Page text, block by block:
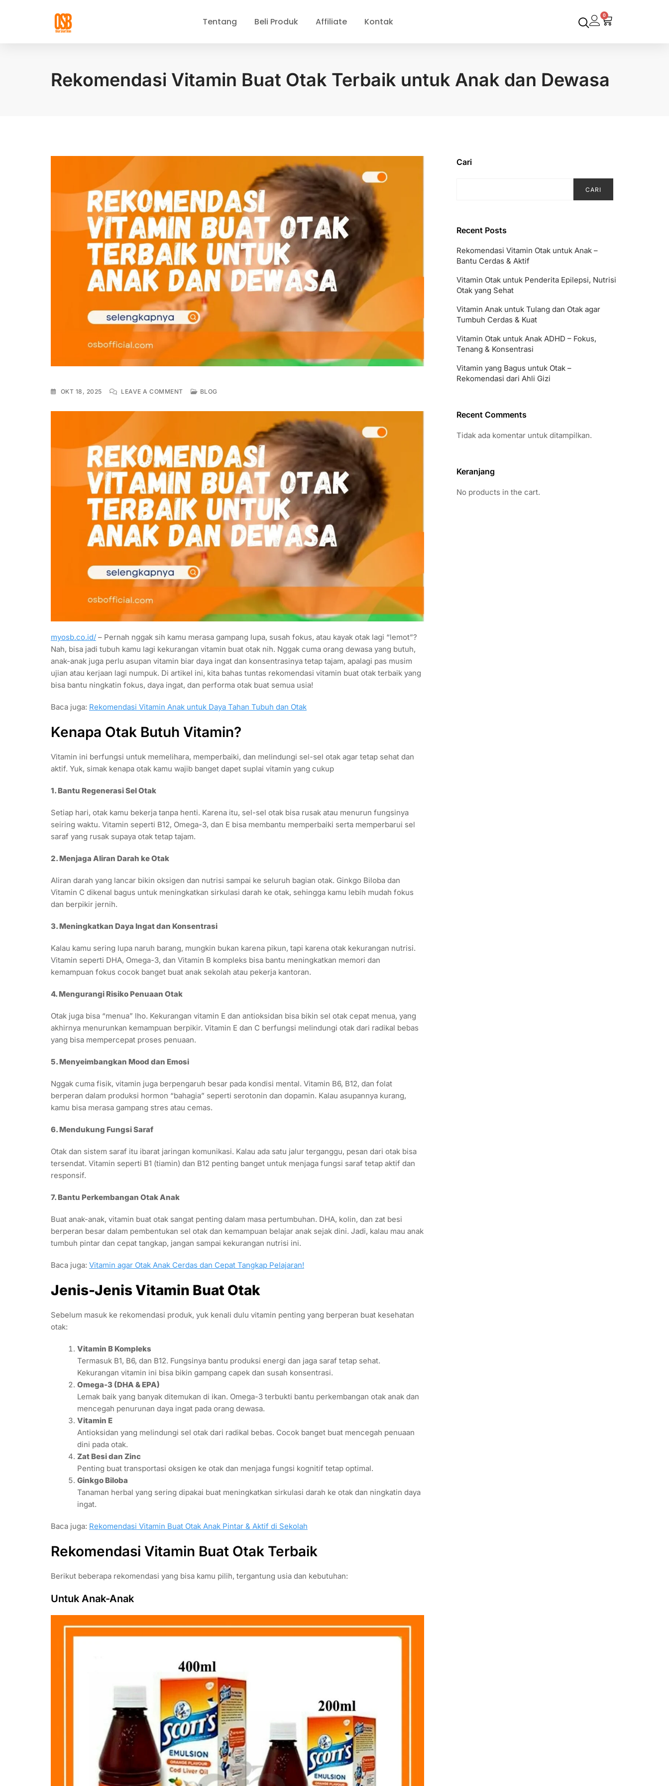
Tentang Beli Produk Affiliate Kontak
0
Rekomendasi Vitamin Buat Otak Terbaik untuk Anak dan Dewasa
OKT 18, 2025 LEAVE A COMMENT BLOG
myosb.co.id/ – Pernah nggak sih kamu merasa gampang lupa, susah fokus, atau kayak otak lagi “lemot”?
Nah, bisa jadi tubuh kamu lagi kekurangan vitamin buat otak nih. Nggak cuma orang dewasa yang butuh,
anak-anak juga perlu asupan vitamin biar daya ingat dan konsentrasinya tetap tajam, apalagi pas musim
ujian atau kerjaan lagi numpuk. Di artikel ini, kita bahas tuntas rekomendasi vitamin buat otak terbaik yang
bisa bantu ningkatin fokus, daya ingat, dan performa otak buat semua usia!
Baca juga: Rekomendasi Vitamin Anak untuk Daya Tahan Tubuh dan Otak
Kenapa Otak Butuh Vitamin?
Vitamin ini berfungsi untuk memelihara, memperbaiki, dan melindungi sel-sel otak agar tetap sehat dan
aktif. Yuk, simak kenapa otak kamu wajib banget dapet suplai vitamin yang cukup
1. Bantu Regenerasi Sel Otak
Setiap hari, otak kamu bekerja tanpa henti. Karena itu, sel-sel otak bisa rusak atau menurun fungsinya
seiring waktu. Vitamin seperti B12, Omega-3, dan E bisa membantu memperbaiki serta memperbarui sel
saraf yang rusak supaya otak tetap tajam.
2. Menjaga Aliran Darah ke Otak
Aliran darah yang lancar bikin oksigen dan nutrisi sampai ke seluruh bagian otak. Ginkgo Biloba dan
Vitamin C dikenal bagus untuk meningkatkan sirkulasi darah ke otak, sehingga kamu lebih mudah fokus
dan berpikir jernih.
3. Meningkatkan Daya Ingat dan Konsentrasi
Kalau kamu sering lupa naruh barang, mungkin bukan karena pikun, tapi karena otak kekurangan nutrisi.
Vitamin seperti DHA, Omega-3, dan Vitamin B kompleks bisa bantu meningkatkan memori dan
kemampuan fokus cocok banget buat anak sekolah atau pekerja kantoran.
4. Mengurangi Risiko Penuaan Otak
Otak juga bisa “menua” lho. Kekurangan vitamin E dan antioksidan bisa bikin sel otak cepat menua, yang
akhirnya menurunkan kemampuan berpikir. Vitamin E dan C berfungsi melindungi otak dari radikal bebas
yang bisa mempercepat proses penuaan.
5. Menyeimbangkan Mood dan Emosi
Nggak cuma fisik, vitamin juga berpengaruh besar pada kondisi mental. Vitamin B6, B12, dan folat
berperan dalam produksi hormon “bahagia” seperti serotonin dan dopamin. Kalau asupannya kurang,
kamu bisa merasa gampang stres atau cemas.
6. Mendukung Fungsi Saraf
Otak dan sistem saraf itu ibarat jaringan komunikasi. Kalau ada satu jalur terganggu, pesan dari otak bisa
tersendat. Vitamin seperti B1 (tiamin) dan B12 penting banget untuk menjaga fungsi saraf tetap aktif dan
responsif.
7. Bantu Perkembangan Otak Anak
Buat anak-anak, vitamin buat otak sangat penting dalam masa pertumbuhan. DHA, kolin, dan zat besi
berperan besar dalam pembentukan sel otak dan kemampuan belajar anak sejak dini. Jadi, kalau mau anak
tumbuh pintar dan cepat tangkap, jangan sampai kekurangan nutrisi ini.
Baca juga: Vitamin agar Otak Anak Cerdas dan Cepat Tangkap Pelajaran!
Jenis-Jenis Vitamin Buat Otak
Sebelum masuk ke rekomendasi produk, yuk kenali dulu vitamin penting yang berperan buat kesehatan
otak:
Vitamin B Kompleks
Termasuk B1, B6, dan B12. Fungsinya bantu produksi energi dan jaga saraf tetap sehat.
Kekurangan vitamin ini bisa bikin gampang capek dan susah konsentrasi.
Omega-3 (DHA & EPA)
Lemak baik yang banyak ditemukan di ikan. Omega-3 terbukti bantu perkembangan otak anak dan
mencegah penurunan daya ingat pada orang dewasa.
Vitamin E
Antioksidan yang melindungi sel otak dari radikal bebas. Cocok banget buat mencegah penuaan
dini pada otak.
Zat Besi dan Zinc
Penting buat transportasi oksigen ke otak dan menjaga fungsi kognitif tetap optimal.
Ginkgo Biloba
Tanaman herbal yang sering dipakai buat meningkatkan sirkulasi darah ke otak dan ningkatin daya
ingat.
Baca juga: Rekomendasi Vitamin Buat Otak Anak Pintar & Aktif di Sekolah
Rekomendasi Vitamin Buat Otak Terbaik
Berikut beberapa rekomendasi yang bisa kamu pilih, tergantung usia dan kebutuhan:
Untuk Anak-Anak
Cari
CARI
Recent Posts
Rekomendasi Vitamin Otak untuk Anak –
Bantu Cerdas & Aktif
Vitamin Otak untuk Penderita Epilepsi, Nutrisi
Otak yang Sehat
Vitamin Anak untuk Tulang dan Otak agar
Tumbuh Cerdas & Kuat
Vitamin Otak untuk Anak ADHD – Fokus,
Tenang & Konsentrasi
Vitamin yang Bagus untuk Otak –
Rekomendasi dari Ahli Gizi
Recent Comments
Tidak ada komentar untuk ditampilkan.
Keranjang
No products in the cart.